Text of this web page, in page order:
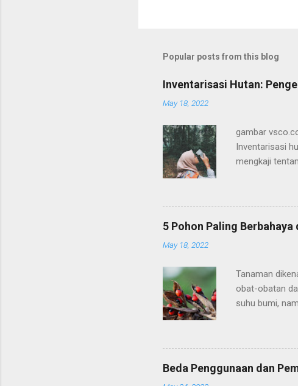
Popular posts from this blog
Inventarisasi Hutan:
May 18, 2022
gambar
Inventarisasi
mengkaji
dalamnya.
potensi yang
merupakan
Potensi fisik
Malamassam
5 Pohon Paling Berbahaya
May 18, 2022
Tanaman
obat-obatan
suhu bumi,
sebagai
banyak
adalah
Beda Penggunaan dan